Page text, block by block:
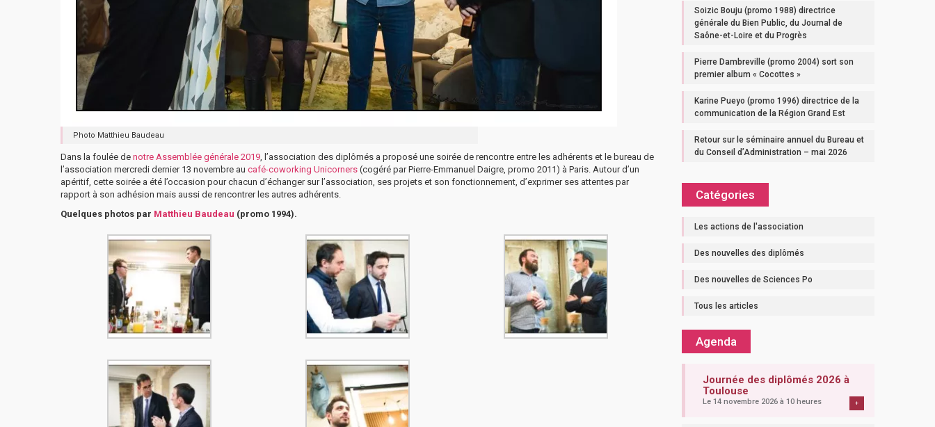
Photo Matthieu Baudeau
Dans la foulée de notre Assemblée générale 2019 , l’association des diplômés a proposé une soirée de rencontre entre les adhérents et le bureau de
l’association mercredi dernier 13 novembre au café-coworking Unicorners (cogéré par Pierre-Emmanuel Daigre, promo 2011) à Paris. Autour d’un
apéritif, cette soirée a été l’occasion pour chacun d’échanger sur l’association, ses projets et son fonctionnement, d’exprimer ses attentes par
rapport à son adhésion mais aussi de rencontrer les autres adhérents.
Quelques photos par Matthieu Baudeau (promo 1994).
Soizic Bouju (promo 1988) directrice
générale du Bien Public, du Journal de
Saône-et-Loire et du Progrès
Pierre Dambreville (promo 2004) sort son
premier album « Cocottes »
Karine Pueyo (promo 1996) directrice de la
communication de la Région Grand Est
Retour sur le séminaire annuel du Bureau et
du Conseil d’Administration – mai 2026
Catégories
Les actions de l'association
Des nouvelles des diplômés
Des nouvelles de Sciences Po
Tous les articles
Agenda
Journée des diplômés 2026 à
Toulouse
Le 14 novembre 2026 à 10 heures +